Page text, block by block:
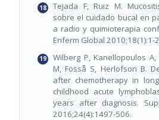
Tejada F, Ruiz M.
sobre el cuidado bucal en
a radio y quimioterapia
Enferm Global 2010;18(1):1-
Wilberg P, Kanellopoulos A,
M, Fosså S, Herlofson B.
after chemotherapy in
childhood acute
years after diagnosis.
2016;24(4):1497-506.